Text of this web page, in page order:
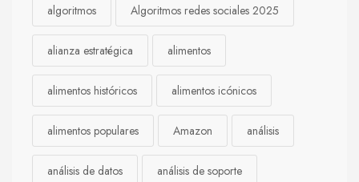
algoritmos Algoritmos redes sociales 2025
alianza estratégica alimentos
alimentos históricos alimentos icónicos
alimentos populares Amazon análisis
análisis de datos análisis de soporte